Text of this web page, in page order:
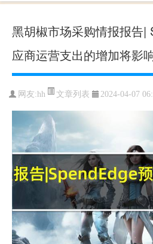
黑胡椒市场采购情报报告|
应商运营支出的增加将影
网友:hh 文章列表 2024-04-07